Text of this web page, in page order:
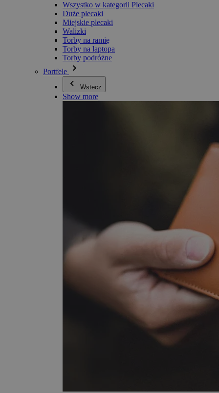
Wszystko w kategorii Plecaki
Duże plecaki
Miejskie plecaki
Walizki
Torby na ramię
Torby na laptopa
Torby podróżne
Portfele
Wstecz
Show more